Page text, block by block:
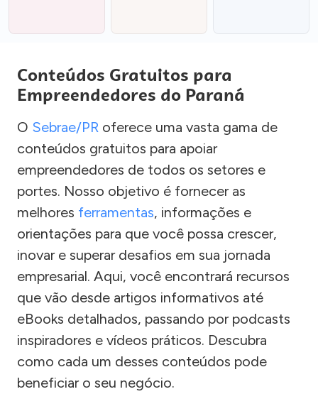
Conteúdos Gratuitos para
Empreendedores do Paraná
O Sebrae/PR oferece uma vasta gama de
conteúdos gratuitos para apoiar
empreendedores de todos os setores e
portes. Nosso objetivo é fornecer as
melhores ferramentas, informações e
orientações para que você possa crescer,
inovar e superar desafios em sua jornada
empresarial. Aqui, você encontrará recursos
que vão desde artigos informativos até
eBooks detalhados, passando por podcasts
inspiradores e vídeos práticos. Descubra
como cada um desses conteúdos pode
beneficiar o seu negócio.